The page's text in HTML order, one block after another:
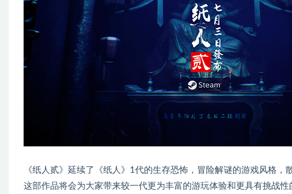
《纸人贰》延续了《纸人》1代的生存恐怖，冒险解谜的游戏风格，
这部作品将会为大家带来较一代更为丰富的游玩体验和更具有挑战